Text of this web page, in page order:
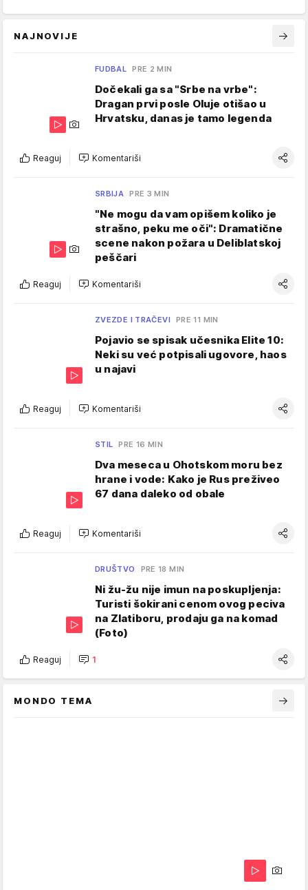
NAJNOVIJE
FUDBAL PRE 2 MIN
Dočekali ga sa "Srbe na vrbe":
Dragan prvi posle Oluje otišao u
Hrvatsku, danas je tamo legenda
Reaguj Komentariši
SRBIJA PRE 3 MIN
"Ne mogu da vam opišem koliko je
strašno, peku me oči": Dramatične
scene nakon požara u Deliblatskoj
peščari
Reaguj Komentariši
ZVEZDE I TRAČEVI PRE 11 MIN
Pojavio se spisak učesnika Elite 10:
Neki su već potpisali ugovore, haos
u najavi
Reaguj Komentariši
STIL PRE 16 MIN
Dva meseca u Ohotskom moru bez
hrane i vode: Kako je Rus preživeo
67 dana daleko od obale
Reaguj Komentariši
DRUŠTVO PRE 18 MIN
Ni žu-žu nije imun na poskupljenja:
Turisti šokirani cenom ovog peciva
na Zlatiboru, prodaju ga na komad
(Foto)
Reaguj 1
MONDO TEMA